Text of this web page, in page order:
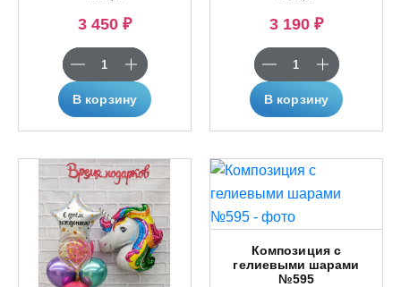
3 450 ₽
В корзину
3 190 ₽
В корзину
Композиция с
гелиевыми шарами
№595